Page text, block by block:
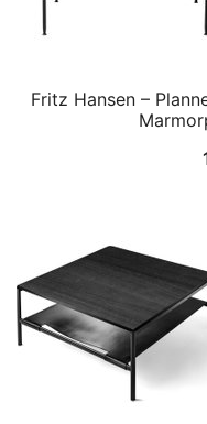
Fritz Hansen –